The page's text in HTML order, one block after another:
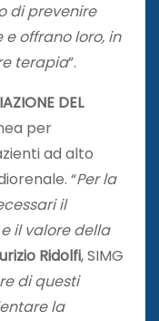
di prevenire
offrano loro, in
terapia”.
DEL
per
ad alto
“Per la
il
il valore della
Ridolfi, SIMG
di questi
la